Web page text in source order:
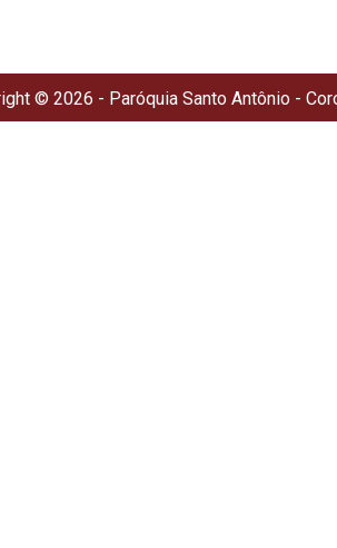
© 2026 - Paróquia Santo Antônio -